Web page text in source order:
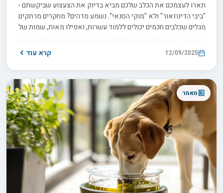
תארו לעצמכם את הכלב שלכם מביא בדיוק את הצעצוע שביקשתם -
"ביבי הדינוזאור" ולא "מוקי הסנאי". נשמע מדהים? מחקרים מרתקים
מגלים שכלבים חכמים יכולים ללמוד עשרות, ואפילו מאות, שמות של
צעצועים במהירות מפתיעה. יאללה, בואו נגלה איך גם אתם יכולים
להביא לידי ביטוי את הגאונות הטבעית של החברים הארבע-רגליים
12/09/2025 קרא עוד
מאמר